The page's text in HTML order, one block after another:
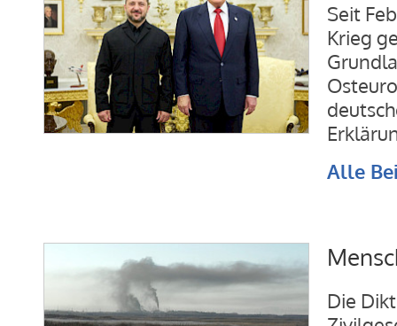
Seit
Krieg
Alle
Die